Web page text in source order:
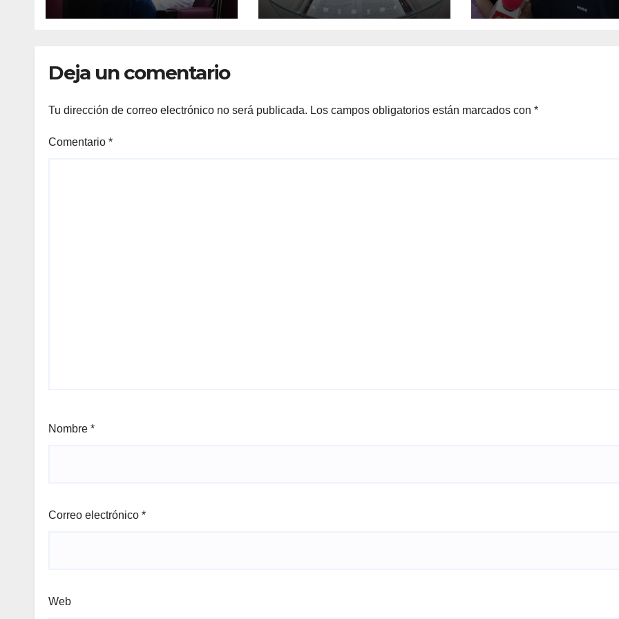
alcalde de
Deja un comentario
Tu dirección de correo electrónico no será publicada. Los campos obligatorios están marcados con *
Comentario *
Nombre *
Correo electrónico *
Web